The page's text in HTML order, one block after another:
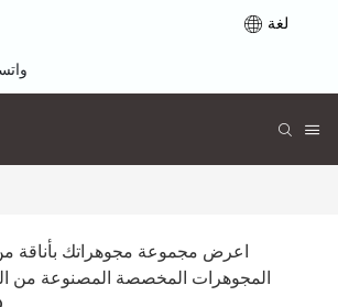
لغة
اعرض مجموعة مجوهراتك بأناقة
المجوهرات المخصصة المصنوعة من